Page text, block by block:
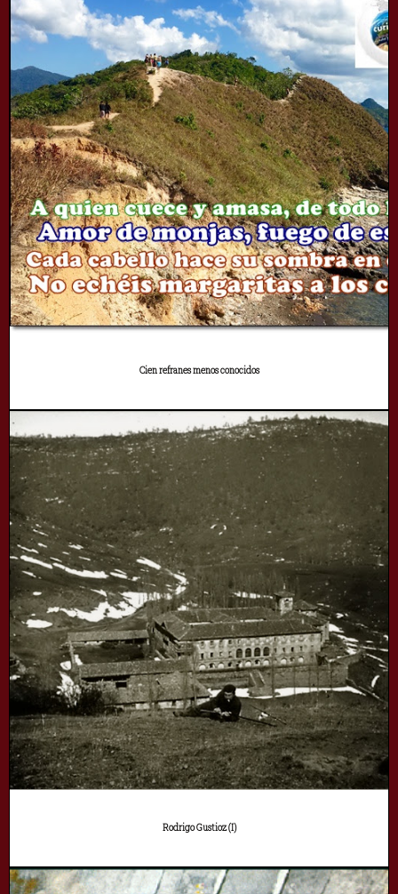
Cien refranes menos conocidos
Rodrigo Gustioz (I)